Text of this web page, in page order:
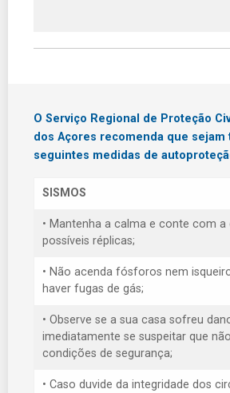
O Serviço Regional de Proteção
dos Açores recomenda que sejam
seguintes medidas de
SISMOS
• Mantenha a calma e conte com
possíveis réplicas;
• Não acenda fósforos nem
haver fugas de gás;
• Observe se a sua casa sofreu
imediatamente se suspeitar que
condições de segurança;
• Caso duvide da integridade dos